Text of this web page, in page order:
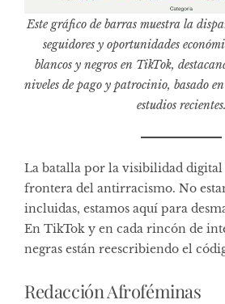
Este gráfico de barras muestra la
seguidores y oportunidades
blancos y negros en TikTok,
niveles de pago y patrocinio, basado
estudios recientes.
La batalla por la visibilidad digital
frontera del antirracismo. No
incluidas, estamos aquí para
En TikTok y en cada rincón de
negras están reescribiendo el
Redacción Afroféminas